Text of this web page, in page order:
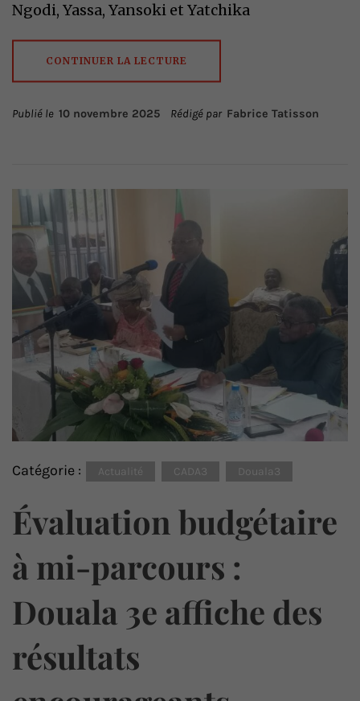
Ngodi, Yassa, Yansoki et Yatchika
CONTINUER LA LECTURE
Publié le 10 novembre 2025 Rédigé par Fabrice Tatisson
Catégorie : Actualité CADA3 Douala3
Évaluation budgétaire
à mi-parcours :
Douala 3e affiche des
résultats